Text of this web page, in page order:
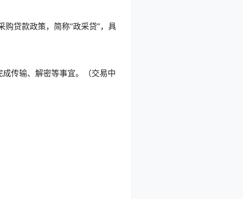
贷款政策，简称“政采贷”，具
传输、解密等事宜。（交易中